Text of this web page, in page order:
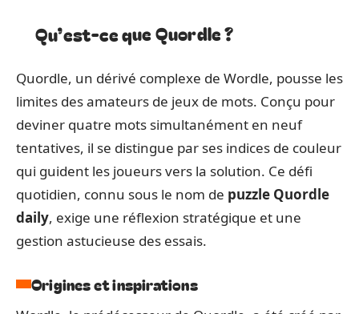
Qu’est-ce que Quordle ?
Quordle, un dérivé complexe de Wordle, pousse les
limites des amateurs de jeux de mots. Conçu pour
deviner quatre mots simultanément en neuf
tentatives, il se distingue par ses indices de couleur
qui guident les joueurs vers la solution. Ce défi
quotidien, connu sous le nom de puzzle Quordle
daily, exige une réflexion stratégique et une
gestion astucieuse des essais.
Origines et inspirations